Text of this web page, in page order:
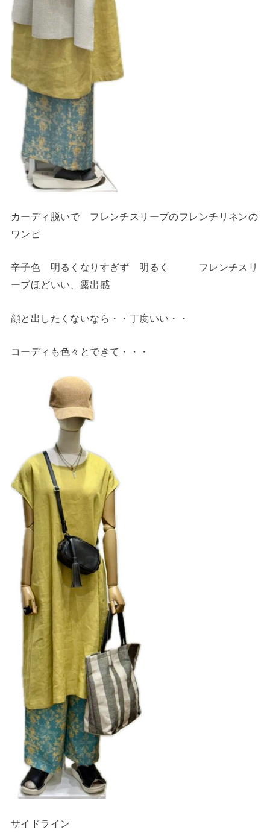
カーディ脱いで フレンチスリーブのフレンチリネンの
ワンピ
辛子色 明るくなりすぎず 明るく フレンチスリ
ーブほどいい、露出感
顔と出したくないなら・・丁度いい・・
コーディも色々とできて・・・
サイドライン